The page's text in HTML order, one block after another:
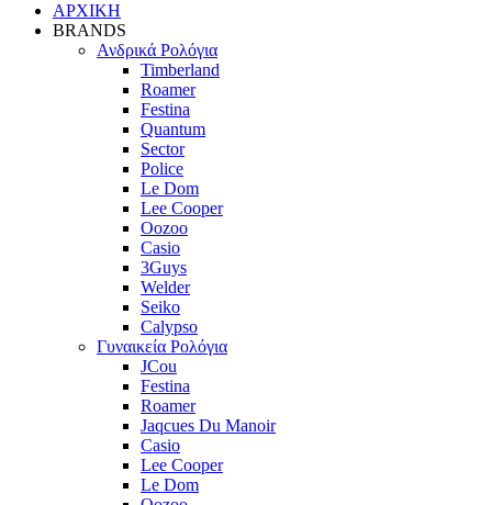
ΑΡΧΙΚΗ
BRANDS
Ανδρικά Ρολόγια
Timberland
Roamer
Festina
Quantum
Sector
Police
Le Dom
Lee Cooper
Oozoo
Casio
3Guys
Welder
Seiko
Calypso
Γυναικεία Ρολόγια
JCou
Festina
Roamer
Jaqcues Du Manoir
Casio
Lee Cooper
Le Dom